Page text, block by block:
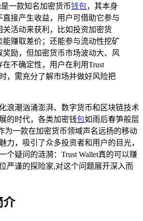
是一款知名加密货币钱包，其本身
直接产生收益，用户可借助它参与
关活动来获利，比如投资加密货
能赚取差价；还能参与流动性挖矿
奖励，但加密货币市场波动大、风
在不确定性，用户在利用Trust
，需充分了解市场并做好风险把
浪潮汹涌澎湃、数字货币和区块链技术
的时代，各类加密钱包如雨后春笋般层
为一款在加密货币领域声名远扬的移动
力，吸引了众多投资者和用户的目光，
个疑问的涟漪：Trust Wallet真的可以赚
严谨的探险家,对这个问题展开深入而
介